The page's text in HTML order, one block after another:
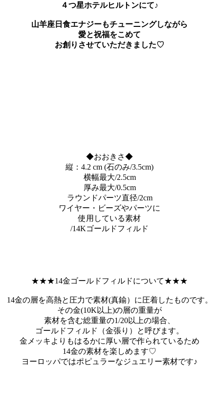
４つ星ホテルヒルトンにて♪
山羊座日食エナジーもチューニングしながら
愛と祝福をこめて
お創りさせていただきました♡
◆おおきさ◆
縦：4.2 cm (石のみ/3.5cm)
横幅最大/2.5cm
厚み最大/0.5cm
ラウンドパーツ直径/2cm
ワイヤー・ビーズやパーツに
使用している素材
/14Kゴールドフィルド
★★★14金ゴールドフィルドについて★★★
14金の層を高熱と圧力で素材(真鍮）に圧着したものです。
その金(10K以上)の層の重量が
素材を含む総重量の1/20以上の場合、
ゴールドフィルド（金張り）と呼びます。
金メッキよりもはるかに厚い層で作られているため
14金の素材を楽しめます♡
ヨーロッパではポピュラーなジュエリー素材です♪